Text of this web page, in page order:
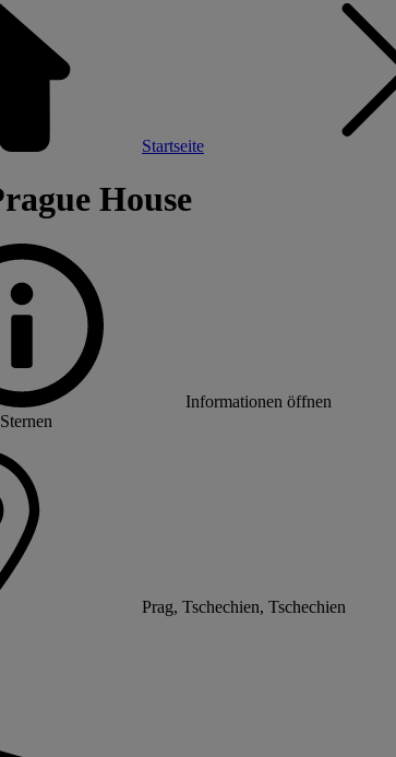
Startseite
House
Informationen öffnen
Prag, Tschechien, Tschechien